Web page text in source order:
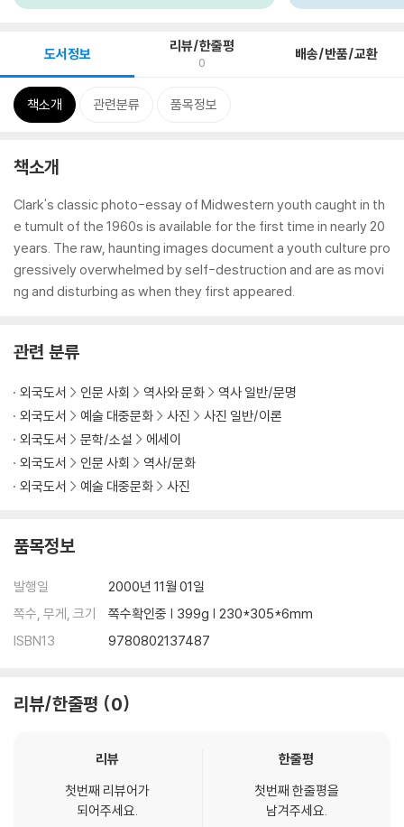
도서정보 리뷰/한줄평
0 배송/반품/교환
책소개 관련분류 품목정보
책소개
Clark's classic photo-essay of Midwestern youth caught in th
e tumult of the 1960s is available for the first time in nearly 20
years. The raw, haunting images document a youth culture pro
gressively overwhelmed by self-destruction and are as movi
ng and disturbing as when they first appeared.
관련 분류
외국도서 인문 사회 역사와 문화
역사 일반/문명
외국도서
예술 대중문화 사진
사진 일반/이론
외국도서
문학/소설
에세이
외국도서
인문 사회
역사/문화
외국도서
예술 대중문화 사진
품목정보
발행일
2000년 11월 01일
쪽수, 무게, 크기
쪽수확인중 | 399g | 230*305*6mm
ISBN13
9780802137487
리뷰/한줄평 0
리뷰
첫번째 리뷰어가
되어주세요.
한줄평
첫번째 한줄평을
남겨주세요.